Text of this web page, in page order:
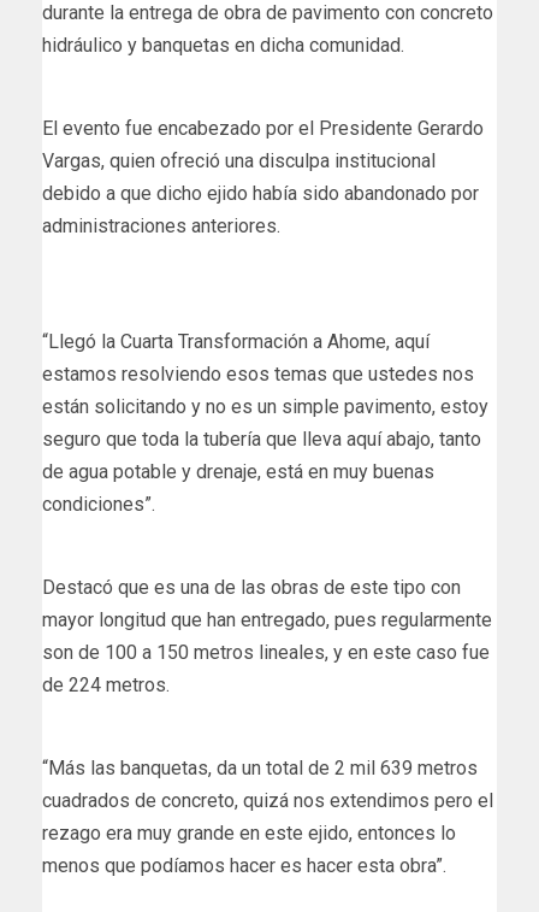
durante la entrega de obra de pavimento con concreto
hidráulico y banquetas en dicha comunidad.
El evento fue encabezado por el Presidente Gerardo
Vargas, quien ofreció una disculpa institucional
debido a que dicho ejido había sido abandonado por
administraciones anteriores.
“Llegó la Cuarta Transformación a Ahome, aquí
estamos resolviendo esos temas que ustedes nos
están solicitando y no es un simple pavimento, estoy
seguro que toda la tubería que lleva aquí abajo, tanto
de agua potable y drenaje, está en muy buenas
condiciones”.
Destacó que es una de las obras de este tipo con
mayor longitud que han entregado, pues regularmente
son de 100 a 150 metros lineales, y en este caso fue
de 224 metros.
“Más las banquetas, da un total de 2 mil 639 metros
cuadrados de concreto, quizá nos extendimos pero el
rezago era muy grande en este ejido, entonces lo
menos que podíamos hacer es hacer esta obra”.